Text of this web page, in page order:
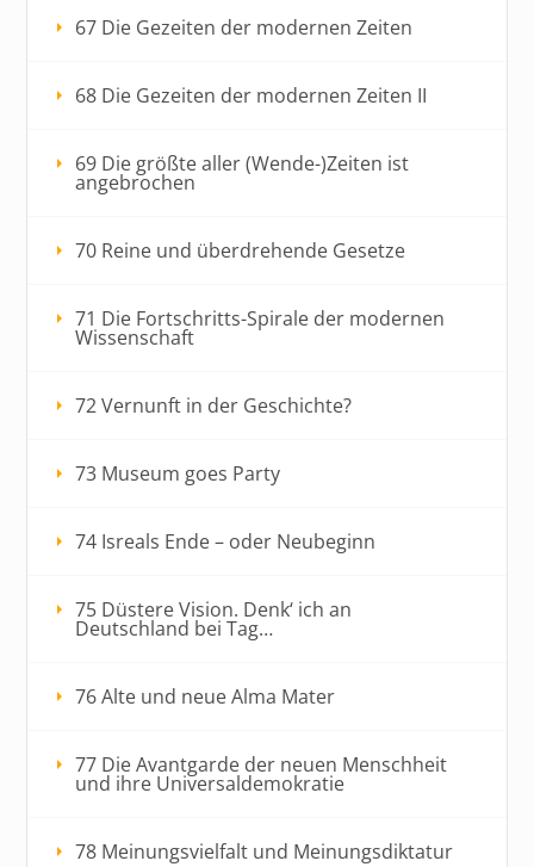
67 Die Gezeiten der modernen Zeiten
68 Die Gezeiten der modernen Zeiten II
69 Die größte aller (Wende-)Zeiten ist
angebrochen
70 Reine und überdrehende Gesetze
71 Die Fortschritts-Spirale der modernen
Wissenschaft
72 Vernunft in der Geschichte?
73 Museum goes Party
74 Isreals Ende – oder Neubeginn
75 Düstere Vision. Denk‘ ich an
Deutschland bei Tag…
76 Alte und neue Alma Mater
77 Die Avantgarde der neuen Menschheit
und ihre Universaldemokratie
78 Meinungsvielfalt und Meinungsdiktatur